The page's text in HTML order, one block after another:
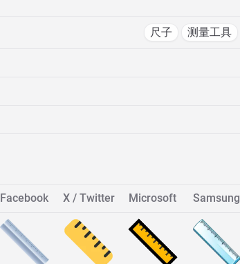
尺子 测量工具
Facebook X / Twitter Microsoft Samsung